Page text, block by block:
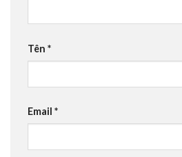
Tên *
Email *